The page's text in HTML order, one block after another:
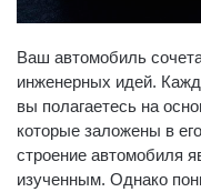
Ваш автомобиль
инженерных идей.
вы полагаетесь на
которые заложены в
строение автомобиля
изученным. Однако